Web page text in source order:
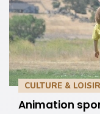
CULTURE &
Animation